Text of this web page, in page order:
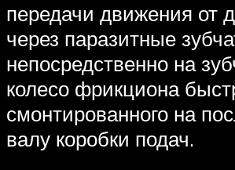
передачи движения от
через паразитные
непосредственно на
колесо фрикциона
смонтированного на
валу коробки подач.